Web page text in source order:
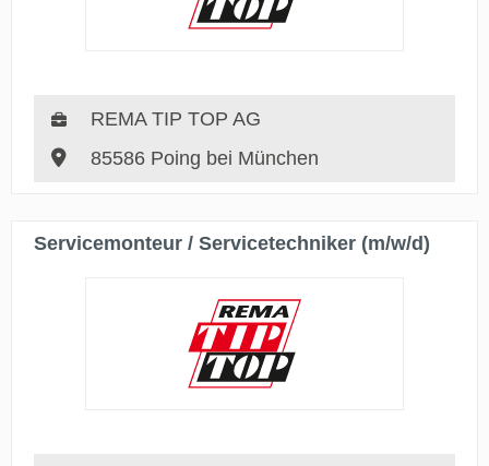
REMA TIP TOP AG
85586 Poing bei München
Servicemonteur / Servicetechniker (m/w/d)